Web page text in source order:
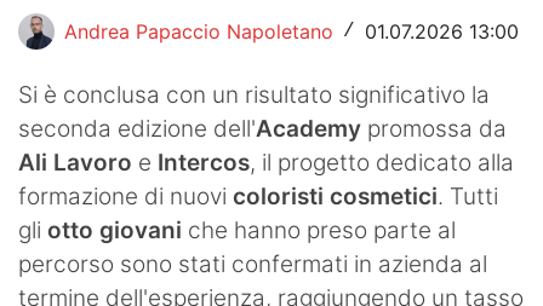
Altre
News
Turismo
Eventi
Andrea Papaccio Napoletano / 01.07.2026 13:00
Si è conclusa con un risultato significativo la
seconda edizione dell'Academy promossa da
Ali Lavoro e Intercos, il progetto dedicato alla
formazione di nuovi coloristi cosmetici. Tutti
gli otto giovani che hanno preso parte al
percorso sono stati confermati in azienda al
termine dell'esperienza, raggiungendo un tasso